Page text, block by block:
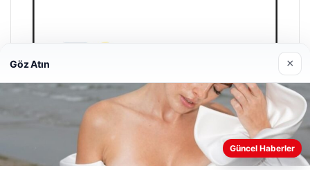
Web sitemizi nasıl kullandığınızı daha iyi anlayabilmek,
deneyiminizi kişiselleştirmek ve geliştirmek amacıyla çerezler
Göz Atın ×
Güncel Haberler